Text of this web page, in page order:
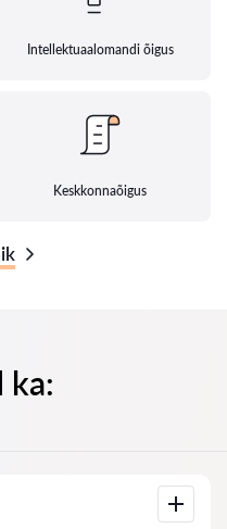
Intellektuaalomandi õigus
Keskkonnaõigus
ka: